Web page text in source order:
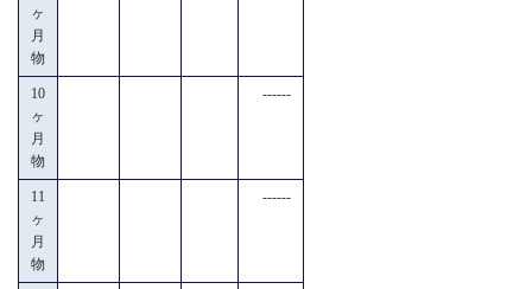
ヶ
月
物
10
ヶ
月
物
------
11
ヶ
月
物
------